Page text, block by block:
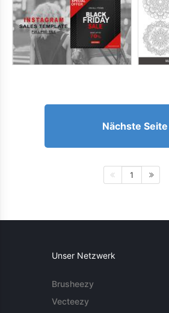
Nächste Seite
1
Unser Netzwerk
Brusheezy
Vecteezy